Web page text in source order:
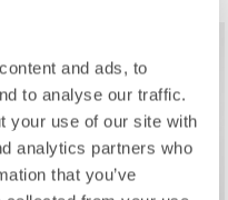
and ads, to
to analyse our traffic.
your use of our site with
analytics partners who
that you’ve